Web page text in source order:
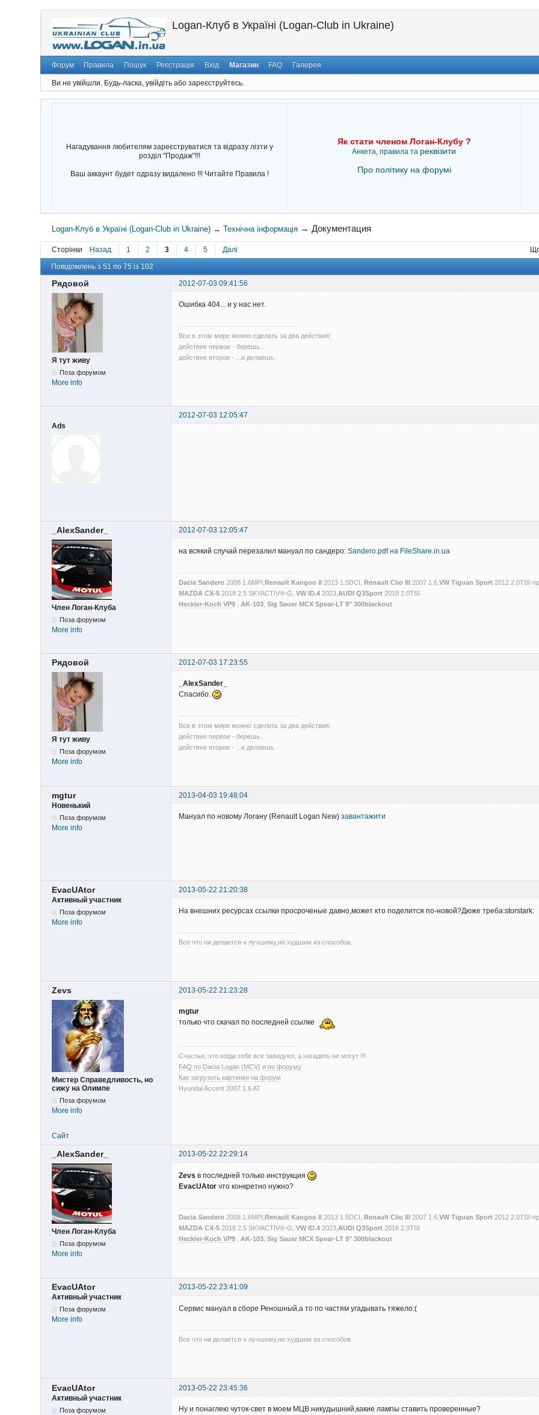
Logan-Клуб в Україні (Logan-Club in Ukraine)
Форум Правила Пошук Реєстрація Вхід Магазин FAQ Галерея
Ви не увійшли. Будь-ласка, увійдіть або зареєструйтесь.
Нагадування любителям зареєструватися та відразу лізти у
розділ "Продаж"!!!
Ваш аккаунт будет одразу видалено !!! Читайте Правила !
Як стати членом Логан-Клубу ?
Анкета, правила та реквізити
Про політику на форумі
Logan-Клуб в Україні (Logan-Club in Ukraine) → Технічна інформація → Документация
Сторінки Назад 1 2 3 4 5 Далі
Повідомлень з 51 по 75 із 102
Рядовой 2012-07-03 09:41:56
Я тут живу
Поза форумом
More info
Ошибка 404... и у нас нет.
Все в этом мире можно сделать за два действия:
действие первое - берешь...
действие второе - ...и делаешь.
2012-07-03 12:05:47
Ads
_AlexSander_ 2012-07-03 12:05:47
Член Логан-Клуба
Поза форумом
More info
на всякий случай перезалил мануал по сандеро:Sandero.pdf на FileShare.in.ua
Dacia Sandero 2008 1.6MPI,Renault Kangoo II 2013 1.5DCI,Renault Clio III 2007 1.6,VW Tiguan Sport 2012 2.0TSI-
MAZDA CX-5 2018 2.5 SKYACTIV®-G,VW ID.4 2023, AUDI Q3Sport 2018 2.0TSI
Heckler-Koch VP9
AK-103 ,Sig Sauer MCX Spear-LT 9" 300blackout
Рядовой 2012-07-03 17:23:55
Я тут живу
Поза форумом
More info
_AlexSander_
Спасибо.
Все в этом мире можно сделать за два действия:
действие первое - берешь...
действие второе - ...и делаешь.
mgtur
2013-04-03 19:48:04
Новенький
Поза форумом
More info
Мануал по новому Логану (Renault Logan New)завантажити
EvacUAtor
2013-05-22 21:20:38
Активный участник
Поза форумом
More info
На внешних ресурсах ссылки просроченые давно,может кто поделится по-новой?Дюже треба:storstark:
Все что ни делается-к лучшему,но худшим из способов.
Zevs 2013-05-22 21:23:28
Мистер Справедливость, но
сижу на Олимпе
Поза форумом
More info
mgtur
только что скачал по последней ссылке
Счастье, это когда тебе все завидуют, а нагадить не могут !!!
FAQ по Dacia Logan (MCV) и по форуму
Как загрузить картинки на форум
Hyundai Accent 2007 1.6 AT
Сайт
_AlexSander_ 2013-05-22 22:29:14
Член Логан-Клуба
Поза форумом
More info
Zevs в последней только инструкция
EvacUAtor что конкретно нужно?
Dacia Sandero 2008 1.6MPI, Renault Kangoo II 2013 1.5DCI, Renault Clio III 2007 1.6,VW Tiguan Sport 2012 2.0TSI-
MAZDA CX-5 2018 2.5 SKYACTIV®-G,VW ID.4 2023, AUDI Q3Sport 2018 2.0TSI
Heckler-Koch VP9
AK-103 ,Sig Sauer MCX Spear-LT 9" 300blackout
EvacUAtor
2013-05-22 23:41:09
Активный участник
Поза форумом
More info
Сервис мануал в сборе Реношный,а то по частям угадывать тяжело:(
Все что ни делается-к лучшему,но худшим из способов.
EvacUAtor
2013-05-22 23:45:36
Активный участник
Поза форумом Ну и понаглею чуток-свет в моем МЦВ никудышний,какие лампы ставить проверенные?